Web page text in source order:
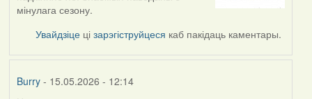
мінулага сезону.
Увайдзіце цізарэгіструйцеся каб пакідаць каментары.
Burry- 15.05.2026 - 12:14